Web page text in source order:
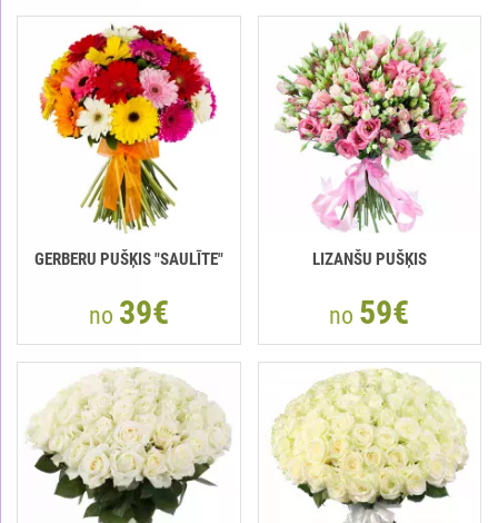
GERBERU PUŠĶIS "SAULĪTE"
no 39€
LIZANŠU PUŠĶIS
no 59€